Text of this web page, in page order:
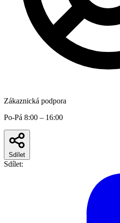
Zákaznická podpora
Po-Pá 8:00 – 16:00
Sdílet
Sdílet: